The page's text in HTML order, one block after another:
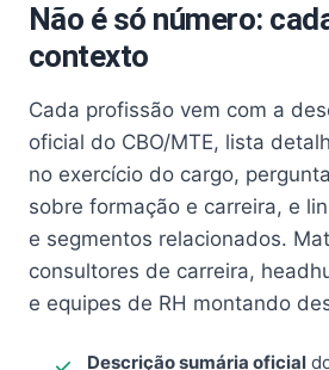
Não é só número:
contexto
Cada profissão vem com a
oficial do CBO/MTE, lista
no exercício do cargo,
sobre formação e carreira, e
e segmentos relacionados.
consultores de carreira,
e equipes de RH montando
Descrição sumária oficial